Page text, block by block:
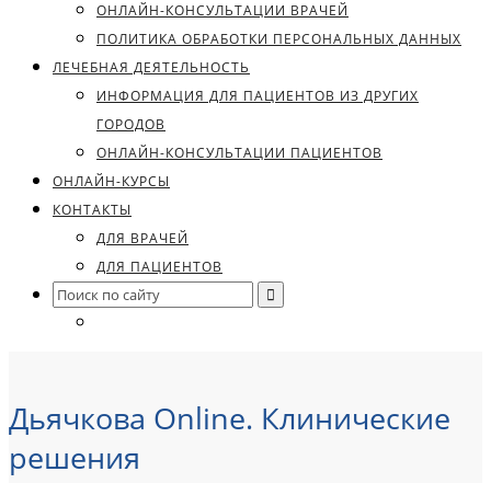
ОНЛАЙН-КОНСУЛЬТАЦИИ ВРАЧЕЙ
ПОЛИТИКА ОБРАБОТКИ ПЕРСОНАЛЬНЫХ ДАННЫХ
ЛЕЧЕБНАЯ ДЕЯТЕЛЬНОСТЬ
ИНФОРМАЦИЯ ДЛЯ ПАЦИЕНТОВ ИЗ ДРУГИХ
ГОРОДОВ
ОНЛАЙН-КОНСУЛЬТАЦИИ ПАЦИЕНТОВ
ОНЛАЙН-КУРСЫ
КОНТАКТЫ
ДЛЯ ВРАЧЕЙ
ДЛЯ ПАЦИЕНТОВ
Search
for:
Дьячкова Online. Клинические
решения